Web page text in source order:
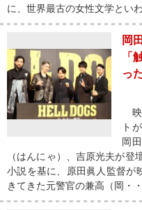
に、世界最古の女性文学とい
岡
「
っ
映
ト
岡
（はんにゃ）、吉原光夫が
小説を基に、原田眞人監督が
きてきた元警官の兼高（岡・